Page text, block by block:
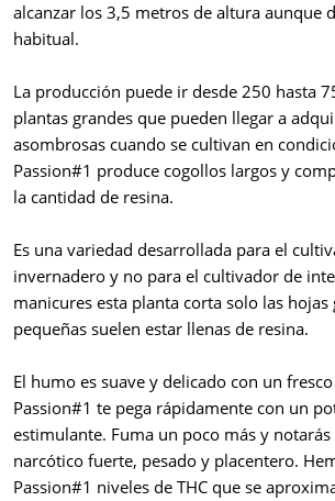
alcanzar los 3,5 metros de altura aunque
habitual.
La producción puede ir desde 250 hasta
plantas grandes que pueden llegar a
asombrosas cuando se cultivan en
Passion#1 produce cogollos largos y
la cantidad de resina.
Es una variedad desarrollada para el
invernadero y no para el cultivador de
manicures esta planta corta solo las hojas
pequeñas suelen estar llenas de resina.
El humo es suave y delicado con un
Passion#1 te pega rápidamente con un
estimulante. Fuma un poco más y
narcótico fuerte, pesado y placentero.
Passion#1 niveles de THC que se